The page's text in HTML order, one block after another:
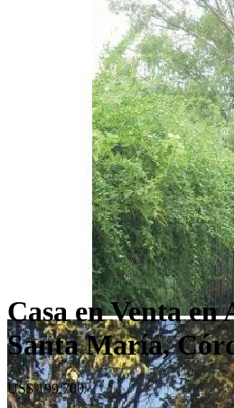
Casa en Venta
Santa María,
US$ 199.700